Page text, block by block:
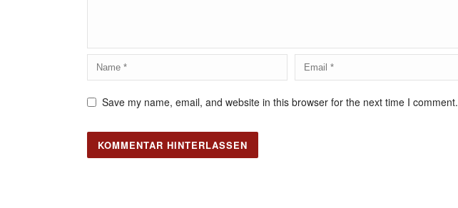
Save my name, email, and website in this browser for the next time I comment.